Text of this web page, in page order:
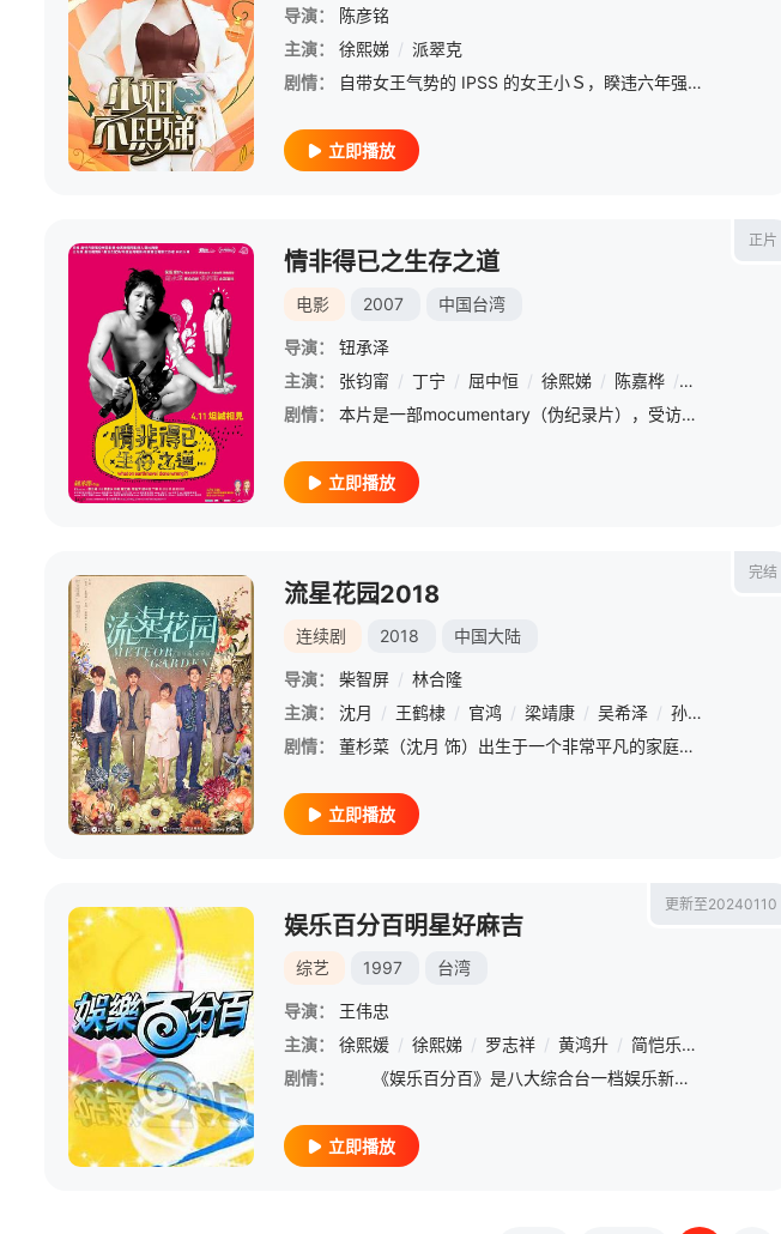
导演：
陈彦铭
主演：
徐熙娣 / 派翠克
剧情：
自带女王气势的 IPSS 的女王小Ｓ，睽违六年强势回归！以女性出发点的节目议题，聚焦女性的职场与生活感受。
立即播放
正片
情非得已之生存之道
电影 2007 中国台湾
导演：
钮承泽
主演：
张钧甯 / 丁宁 / 屈中恒 / 徐熙娣 / 陈嘉桦 / 连奕琦
剧情：
本片是一部mocumentary（伪纪录片），受访嘉宾包括台湾立委邱毅，知名艺人蔡康永、小S、Ella等。因主演台湾新电影《小毕的故事》、《风柜来的人》等被观众认识，执导偶像剧《求婚事务所》、《吐司.
立即播放
完结
流星花园2018
连续剧 2018 中国大陆
导演： 柴智屏 / 林合隆
主演：
沈月 / 王鹤棣 / 官鸿 / 梁靖康 / 吴希泽 / 孙伊涵
剧情：
董杉菜（沈月 饰）出生于一个非常平凡的家庭之中，从小就对美食非常感兴趣的她通过自己的不懈努力，考上了心目中的理想大学——明德学院营养系，正式步入了大学的校园，打算在这里施展一番报复。哪知道刚刚入学没多
立即播放
更新至20240110
娱乐百分百明星好麻吉
综艺 1997 台湾
导演：
王伟忠
主演：
徐熙媛 / 徐熙娣 / 罗志祥 / 黄鸿升 / 简恺乐 /
剧情：
《娱乐百分百》是八大综合台一档娱乐新闻节目，每天报道最新的娱乐新闻，节目还会请嘉宾现场访谈！节目贴近年轻族群，介绍时下流行的装扮、以及艺人的流行教室，有固定的特别企划，邀请艺人完成从未尝试过的事情
立即播放